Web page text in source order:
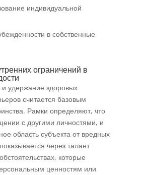
индивидуальной
в собственные
ограничений в
удержание здоровых
считается базовым
Рамки определяют, что
с другими личностями, и
область субъекта от вредных
через талант
которые
ценностям или